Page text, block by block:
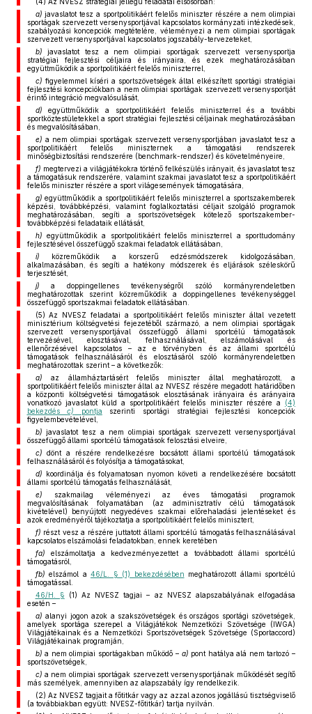
a) javaslatot tesz a sportpolitikáért felelős miniszter részére a nem olimpiai
sportágak szervezett versenysportjával kapcsolatos kormányzati intézkedések,
szabályozási koncepciók megtételére, véleményezi a nem olimpiai sportágak
szervezett versenysportjával kapcsolatos jogszabály-tervezeteket,
b) javaslatot tesz a nem olimpiai sportágak szervezett versenysportja
stratégiai fejlesztési céljaira és irányaira, és ezek meghatározásában
együttműködik a sportpolitikáért felelős miniszterrel,
c) figyelemmel kíséri a sportszövetségek által elkészített sportági stratégiai
fejlesztési koncepciókban a nem olimpiai sportágak szervezett versenysportját
érintő integráció megvalósulását,
d) együttműködik a sportpolitikáért felelős miniszterrel és a további
sportköztestületekkel a sport stratégiai fejlesztési céljainak meghatározásában
és megvalósításában,
e) a nem olimpiai sportágak szervezett versenysportjában javaslatot tesz a
sportpolitikáért felelős miniszternek a támogatási rendszerek
minőségbiztosítási rendszerére (benchmark-rendszer) és követelményeire,
f) megtervezi a világjátékokra történő felkészülés irányait, és javaslatot tesz
a támogatásuk rendszerére, valamint szakmai javaslatot tesz a sportpolitikáért
felelős miniszter részére a sport világesemények támogatására,
g) együttműködik a sportpolitikáért felelős miniszterrel a sportszakemberek
képzési, továbbképzési, valamint foglalkoztatási céljait szolgáló programok
meghatározásában, segíti a sportszövetségek kötelező sportszakember-
továbbképzési feladataik ellátását,
h) együttműködik a sportpolitikáért felelős miniszterrel a sporttudomány
fejlesztésével összefüggő szakmai feladatok ellátásában,
i) közreműködik a korszerű edzésmódszerek kidolgozásában,
alkalmazásában, és segíti a hatékony módszerek és eljárások széleskörű
terjesztését,
j) a doppingellenes tevékenységről szóló kormányrendeletben
meghatározottak szerint közreműködik a doppingellenes tevékenységgel
összefüggő sportszakmai feladatok ellátásában.
(5) Az NVESZ feladatai a sportpolitikáért felelős miniszter által vezetett
minisztérium költségvetési fejezetéből származó, a nem olimpiai sportágak
szervezett versenysportjával összefüggő állami sportcélú támogatások
tervezésével, elosztásával, felhasználásával, elszámolásával és
ellenőrzésével kapcsolatos – az e törvényben és az állami sportcélú
támogatások felhasználásáról és elosztásáról szóló kormányrendeletben
meghatározottak szerint – a következők:
a) az államháztartásért felelős miniszter által meghatározott, a
sportpolitikáért felelős miniszter által az NVESZ részére megadott határidőben
a központi költségvetési támogatások elosztásának irányaira és arányaira
vonatkozó javaslatot küld a sportpolitikáért felelős miniszter részére a (4)
bekezdésc) pontja szerinti sportági stratégiai fejlesztési koncepciók
figyelembevételével,
b) javaslatot tesz a nem olimpiai sportágak szervezett versenysportjával
összefüggő állami sportcélú támogatások felosztási elveire,
c) dönt a részére rendelkezésre bocsátott állami sportcélú támogatások
felhasználásáról és folyósítja a támogatásokat,
d) koordinálja és folyamatosan nyomon követi a rendelkezésére bocsátott
állami sportcélú támogatás felhasználását,
e) szakmailag véleményezi az éves támogatási programok
megvalósításának folyamatában (az adminisztratív célú támogatások
kivételével) benyújtott negyedéves szakmai előrehaladási jelentéseket és
azok eredményéről tájékoztatja a sportpolitikáért felelős minisztert,
f) részt vesz a részére juttatott állami sportcélú támogatás felhasználásával
kapcsolatos elszámolási feladatokban, ennek keretében
fa) elszámoltatja a kedvezményezettet a továbbadott állami sportcélú
támogatásról,
fb) elszámol a 46/L. § (1) bekezdésében meghatározott állami sportcélú
támogatással.
46/H. § (1) Az NVESZ tagjai – az NVESZ alapszabályának elfogadása
esetén –
a) alanyi jogon azok a szakszövetségek és országos sportági szövetségek,
amelyek sportága szerepel a Világjátékok Nemzetközi Szövetsége (IWGA)
Világjátékainak és a Nemzetközi Sportszövetségek Szövetsége (Sportaccord)
Világjátékainak programján,
b) a nem olimpiai sportágakban működő – a) pont hatálya alá nem tartozó –
sportszövetségek,
c) a nem olimpiai sportágak szervezett versenysportjának működését segítő
más személyek, amennyiben az alapszabály így rendelkezik.
(2) Az NVESZ tagjait a főtitkár vagy az azzal azonos jogállású tisztségviselő
(a továbbiakban együtt: NVESZ-főtitkár) tartja nyilván.